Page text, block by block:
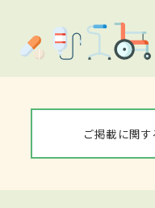
ご掲載に関